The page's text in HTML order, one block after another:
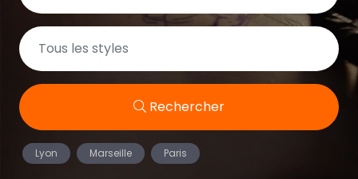
Rechercher
Lyon Marseille Paris